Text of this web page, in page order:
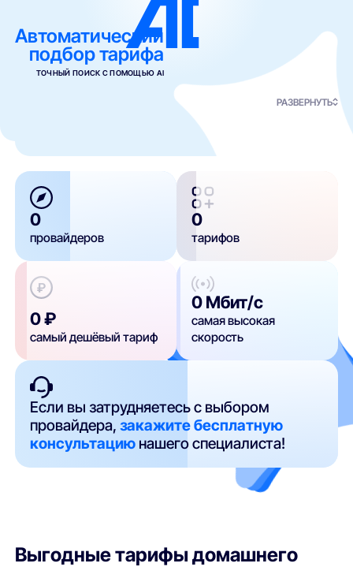
Автоматический
подбор тарифа
ТОЧНЫЙ ПОИСК С ПОМОЩЬЮ AI
РАЗВЕРНУТЬ
0
провайдеров
0
тарифов
0 ₽
самый дешёвый тариф
0 Мбит/с
самая высокая
скорость
Если вы затрудняетесь с выбором
провайдера,закажите бесплатную
консультацию нашего специалиста!
Выгодные тарифы домашнего